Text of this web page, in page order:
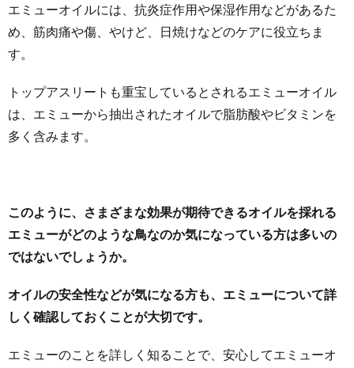
エミューオイルには、抗炎症作用や保湿作用などがあるた
め、筋肉痛や傷、やけど、日焼けなどのケアに役立ちま
す。
トップアスリートも重宝しているとされるエミューオイル
は、エミューから抽出されたオイルで脂肪酸やビタミンを
多く含みます。
このように、さまざまな効果が期待できるオイルを採れる
エミューがどのような鳥なのか気になっている方は多いの
ではないでしょうか。
オイルの安全性などが気になる方も、エミューについて詳
しく確認しておくことが大切です。
エミューのことを詳しく知ることで、安心してエミューオ